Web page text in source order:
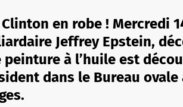
en robe ! Mercredi
Jeffrey Epstein,
peinture à l’huile est
dans le Bureau